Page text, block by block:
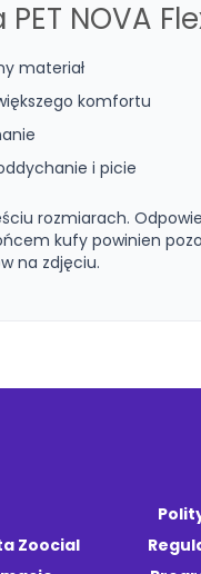
NOVA
materiał
komfortu
i picie
rozmiarach.
kufy powinien
na zdjęciu.
Zoocial